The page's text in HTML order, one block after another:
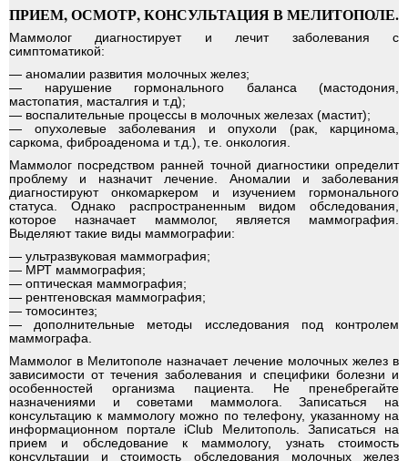
Эндокринолог
Аллерголог
Гинеколог
Дерматолог
Маммолог
МРТ
Проктолог
Психолог
ПРИЕМ, ОСМОТР, КОНСУЛЬТАЦИЯ В МЕЛИТОПОЛЕ.
Маммолог диагностирует и лечит заболевания с
симптоматикой:
— аномалии развития молочных желез;
— нарушение гормонального баланса (мастодония,
мастопатия, масталгия и т.д);
— воспалительные процессы в молочных железах (мастит);
— опухолевые заболевания и опухоли (рак, карцинома,
саркома, фиброаденома и т.д.), т.е. онкология.
Маммолог посредством ранней точной диагностики определит
проблему и назначит лечение. Аномалии и заболевания
диагностируют онкомаркером и изучением гормонального
статуса. Однако распространенным видом обследования,
которое назначает маммолог, является маммография.
Выделяют такие виды маммографии:
— ультразвуковая маммография;
— МРТ маммография;
— оптическая маммография;
— рентгеновская маммография;
— томосинтез;
— дополнительные методы исследования под контролем
маммографа.
Маммолог в Мелитополе назначает лечение молочных желез в
зависимости от течения заболевания и специфики болезни и
особенностей организма пациента. Не пренебрегайте
назначениями и советами маммолога. Записаться на
консультацию к маммологу можно по телефону, указанному на
информационном портале iClub Мелитополь. Записаться на
прием и обследование к маммологу, узнать стоимость
консультации и стоимость обследования молочных желез